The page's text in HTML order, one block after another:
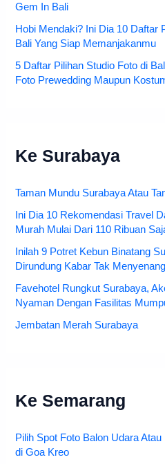
Gem In Bali
Hobi Mendaki? Ini Dia 10 Daftar
Bali Yang Siap Memanjakanmu
5 Daftar Pilihan Studio Foto di
Foto Prewedding Maupun
Ke Surabaya
Taman Mundu Surabaya Atau
Ini Dia 10 Rekomendasi Travel
Murah Mulai Dari 110 Ribuan
Inilah 9 Potret Kebun Binatang
Dirundung Kabar Tak
Favehotel Rungkut Surabaya,
Nyaman Dengan Fasilitas
Jembatan Merah Surabaya
Ke Semarang
Pilih Spot Foto Balon Udara
di Goa Kreo